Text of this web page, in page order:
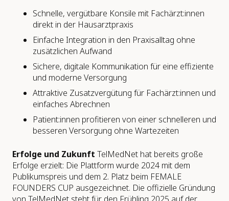
Schnelle, vergütbare Konsile mit Fachärzt:innen
direkt in der Hausarztpraxis
Einfache Integration in den Praxisalltag ohne
zusätzlichen Aufwand
Sichere, digitale Kommunikation für eine effiziente
und moderne Versorgung
Attraktive Zusatzvergütung für Fachärzt:innen und
einfaches Abrechnen
Patient:innen profitieren von einer schnelleren und
besseren Versorgung ohne Wartezeiten
Erfolge und Zukunft TelMedNet hat bereits große
Erfolge erzielt: Die Plattform wurde 2024 mit dem
Publikumspreis und dem 2. Platz beim FEMALE
FOUNDERS CUP ausgezeichnet. Die offizielle Gründung